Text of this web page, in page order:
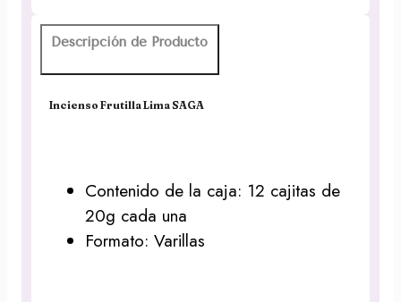
Descripción de Producto
Incienso Frutilla Lima SAGA
Contenido de la caja: 12 cajitas de
20g cada una
Formato: Varillas